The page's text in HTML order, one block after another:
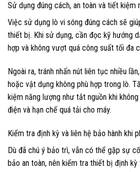
Sử dụng đúng cách, an toàn và tiết kiệm
Việc sử dụng lò vi sóng đúng cách sẽ
thiết bị. Khi sử dụng, cần đọc kỹ hướng
hợp và không vượt quá công suất tối đa
Ngoài ra, tránh nhấn nút liên tục nhiều
hoặc vật dụng không phù hợp trong lò.
kiệm năng lượng như tắt nguồn khi
điện và hạn chế quá tải cho máy.
Kiểm tra định kỳ và liên hệ bảo hành khi
Dù đã chú ý bảo trì, vẫn có thể gặp sự
bảo an toàn, nên kiểm tra thiết bị định kỳ